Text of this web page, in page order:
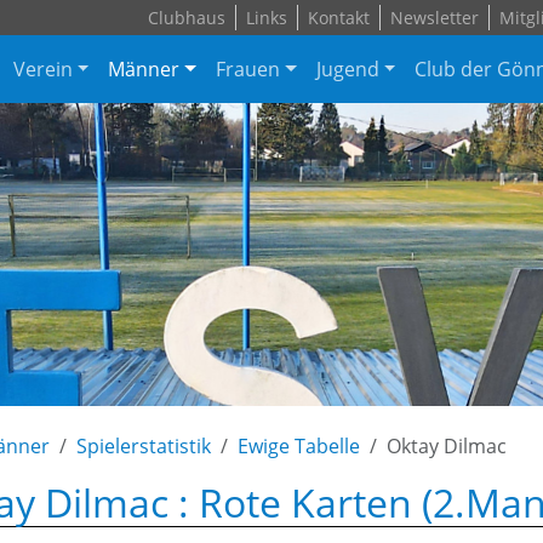
Clubhaus Links Kontakt Newsletter
Verein Männer Frauen Jugend Club der
Spielerstatistik Ewige Tabelle Oktay Dilmac
Dilmac : Rote Karten